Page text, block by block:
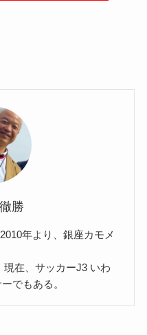
勝
年より、銀座カモメ
在、サッカーJ3 いわ
でもある。